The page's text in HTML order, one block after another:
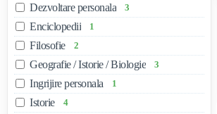
Dezvoltare personala 3
Enciclopedii 1
Filosofie 2
Geografie / Istorie / Biologie 3
Ingrijire personala 1
Istorie 4